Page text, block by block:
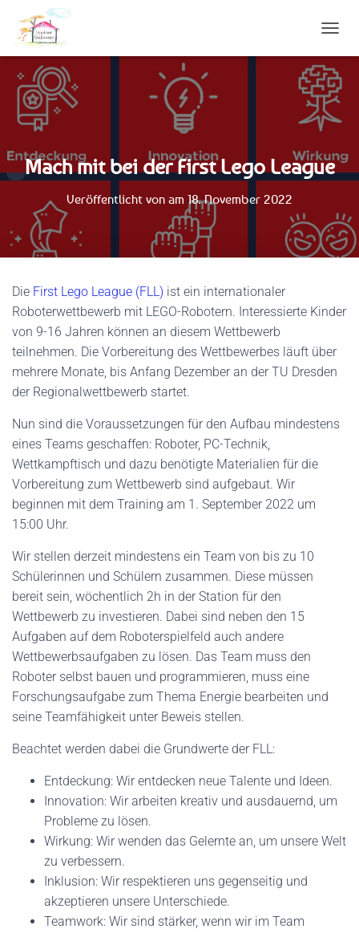
A
V
I
G
A
O
N
S
C
H
E
Mach mit bei der First Lego League
Veröffentlicht von am 18. November 2022
Die First Lego League (FLL) ist ein internationaler
Roboterwettbewerb mit LEGO-Robotern. Interessierte Kinder
von 9-16 Jahren können an diesem Wettbewerb
teilnehmen. Die Vorbereitung des Wettbewerbes läuft über
mehrere Monate, bis Anfang Dezember an der TU Dresden
der Regionalwettbewerb startet.
Nun sind die Voraussetzungen für den Aufbau mindestens
eines Teams geschaffen: Roboter, PC-Technik,
Wettkampftisch und dazu benötigte Materialien für die
Vorbereitung zum Wettbewerb sind aufgebaut. Wir
beginnen mit dem Training am 1. September 2022 um
15:00 Uhr.
Wir stellen derzeit mindestens ein Team von bis zu 10
Schülerinnen und Schülern zusammen. Diese müssen
bereit sein, wöchentlich 2h in der Station für den
Wettbewerb zu investieren. Dabei sind neben den 15
Aufgaben auf dem Roboterspielfeld auch andere
Wettbewerbsaufgaben zu lösen. Das Team muss den
Roboter selbst bauen und programmieren, muss eine
Forschungsaufgabe zum Thema Energie bearbeiten und
seine Teamfähigkeit unter Beweis stellen.
Beachtet werden dabei die Grundwerte der FLL:
Entdeckung: Wir entdecken neue Talente und Ideen.
Innovation: Wir arbeiten kreativ und ausdauernd, um
Probleme zu lösen.
Wirkung: Wir wenden das Gelernte an, um unsere Welt
zu verbessern.
Inklusion: Wir respektieren uns gegenseitig und
akzeptieren unsere Unterschiede.
Teamwork: Wir sind stärker, wenn wir im Team